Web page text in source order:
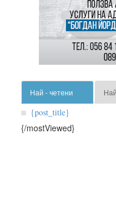
Най - четени
{post_title}
{/mostViewed}